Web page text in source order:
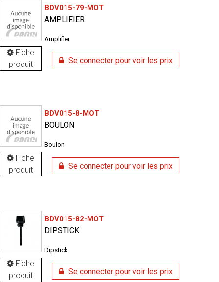
Fiche
produit
BDV015-79-MOT
AMPLIFIER
Amplifier
Se connecter pour voir les prix
Fiche
produit
BDV015-8-MOT
BOULON
Boulon
Se connecter pour voir les prix
Fiche
produit
BDV015-82-MOT
DIPSTICK
Dipstick
Se connecter pour voir les prix